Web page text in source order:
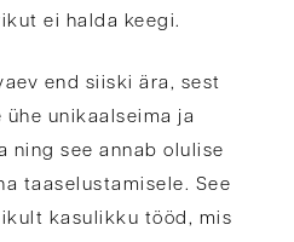
ei halda keegi.
end siiski ära, sest
ühe unikaalseima ja
ning see annab olulise
taaselustamisele. See
kasulikku tööd, mis